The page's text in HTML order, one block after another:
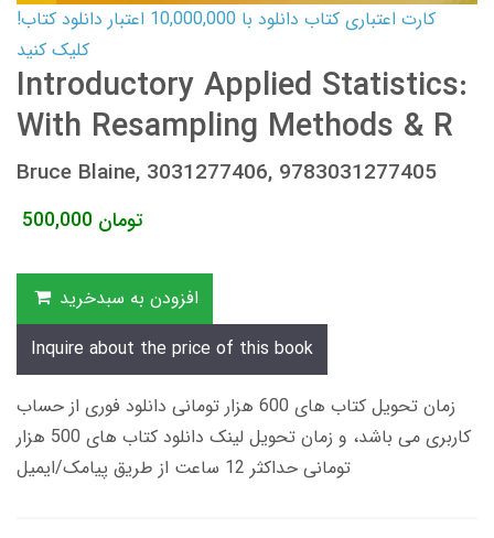
کارت اعتباری کتاب دانلود با 10,000,000 اعتبار دانلود کتاب!
کلیک کنید
Introductory Applied Statistics:
With Resampling Methods & R
Bruce Blaine, 3031277406, 9783031277405
500,000 تومان
افزودن به سبدخرید
Inquire about the price of this book
زمان تحویل کتاب های 600 هزار تومانی دانلود فوری از حساب
کاربری می باشد، و زمان تحویل لینک دانلود کتاب های 500 هزار
تومانی حداکثر 12 ساعت از طریق پیامک/ایمیل